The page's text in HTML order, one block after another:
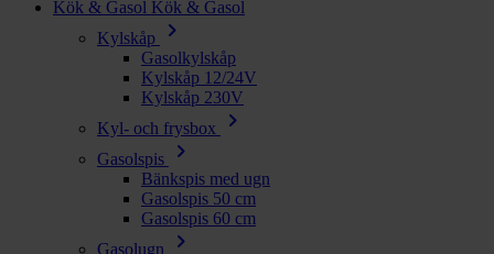
Kök & Gasol Kök & Gasol
Kylskåp
chevron_right
Gasolkylskåp
Kylskåp 12/24V
Kylskåp 230V
Kyl- och frysbox
chevron_right
Gasolspis chevron_right
Bänkspis med ugn
Gasolspis 50 cm
Gasolspis 60 cm
Gasolugn
chevron_right